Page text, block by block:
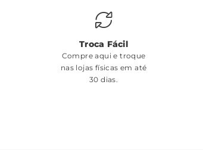
Troca Fácil
Compre aqui e troque
nas lojas físicas em até
30 dias.